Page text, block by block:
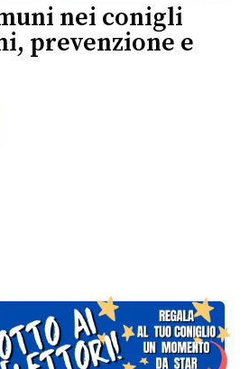
nei conigli
prevenzione e